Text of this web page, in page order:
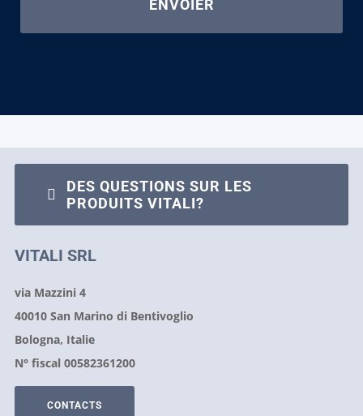
DES QUESTIONS SUR LES
PRODUITS VITALI?
VITALI SRL
via Mazzini 4
40010 San Marino di Bentivoglio
Bologna, Italie
N° fiscal 00582361200
CONTACTS